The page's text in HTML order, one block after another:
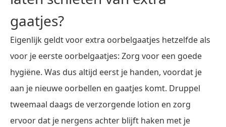
gaatjes?
Eigenlijk geldt voor extra oorbelgaatjes hetzelfde als
voor je eerste oorbelgaatjes: Zorg voor een goede
hygiëne. Was dus altijd eerst je handen, voordat je
aan je nieuwe oorbellen en gaatjes komt. Druppel
tweemaal daags de verzorgende lotion en zorg
ervoor dat je nergens achter blijft haken met je